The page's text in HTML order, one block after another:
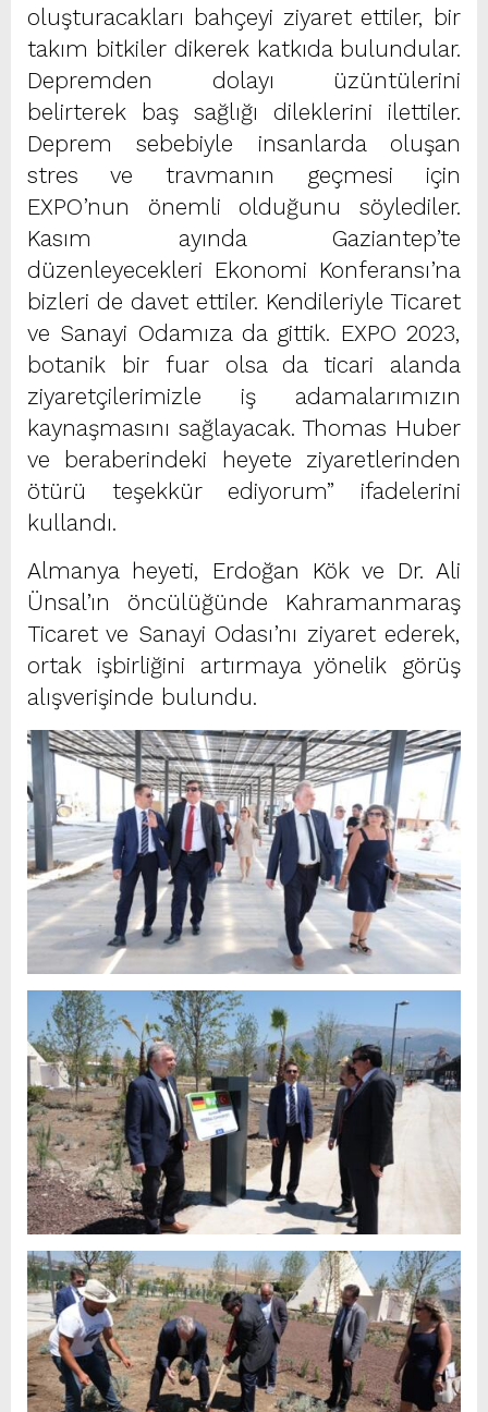
oluşturacakları bahçeyi ziyaret ettiler, bir
takım bitkiler dikerek katkıda bulundular.
Depremden dolayı üzüntülerini
belirterek baş sağlığı dileklerini ilettiler.
Deprem sebebiyle insanlarda oluşan
stres ve travmanın geçmesi için
EXPO’nun önemli olduğunu söylediler.
Kasım ayında Gaziantep’te
düzenleyecekleri Ekonomi Konferansı’na
bizleri de davet ettiler. Kendileriyle Ticaret
ve Sanayi Odamıza da gittik. EXPO 2023,
botanik bir fuar olsa da ticari alanda
ziyaretçilerimizle iş adamalarımızın
kaynaşmasını sağlayacak. Thomas Huber
ve beraberindeki heyete ziyaretlerinden
ötürü teşekkür ediyorum” ifadelerini
kullandı.
Almanya heyeti, Erdoğan Kök ve Dr. Ali
Ünsal’ın öncülüğünde Kahramanmaraş
Ticaret ve Sanayi Odası’nı ziyaret ederek,
ortak işbirliğini artırmaya yönelik görüş
alışverişinde bulundu.